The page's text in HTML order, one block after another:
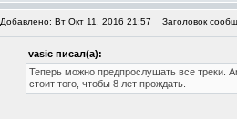
Добавлено: Вт Окт 11, 2016 21:57 Заголовок
vasic писал(а):
Теперь можно предпрослушать все треки.
стоит того, чтобы 8 лет прождать.